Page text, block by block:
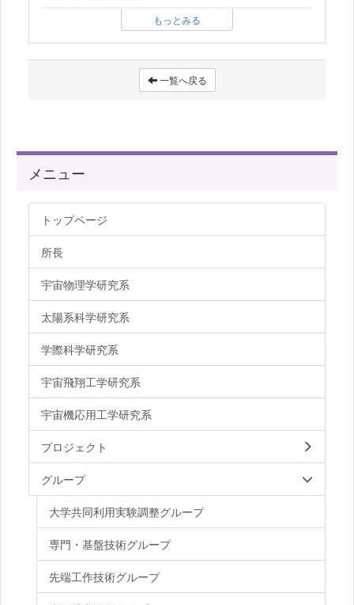
もっとみる
一覧へ戻る
メニュー
トップページ
所長
宇宙物理学研究系
太陽系科学研究系
学際科学研究系
宇宙飛翔工学研究系
宇宙機応用工学研究系
プロジェクト
グループ
大学共同利用実験調整グループ
専門・基盤技術グループ
先端工作技術グループ